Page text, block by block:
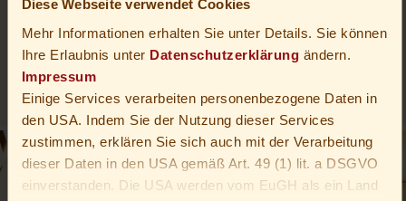
Diese Webseite verwendet Cookies
Mehr Informationen erhalten Sie unter Details. Sie können
Ihre Erlaubnis unter Datenschutzerklärungändern.
Impressum
Einige Services verarbeiten personenbezogene Daten in
den USA. Indem Sie der Nutzung dieser Services
zustimmen, erklären Sie sich auch mit der Verarbeitung
dieser Daten in den USA gemäß Art. 49 (1) lit. a DSGVO
einverstanden. Die USA werden vom EuGH als ein Land
Oberhof erneut, unvergessliche Momente zu schaffen und
dabei unsere hohen Standards in Gastfreundschaft und
Service nicht nur zu bewahren, sondern stets zu übertreffen.